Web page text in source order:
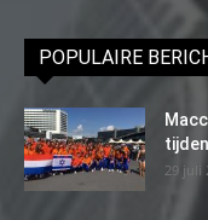
POPULAIRE
29 juli